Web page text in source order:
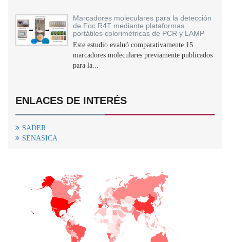
Marcadores moleculares para la detección
de Foc R4T mediante plataformas
portátiles colorimétricas de PCR y LAMP
Este estudio evaluó comparativamente 15
marcadores moleculares previamente publicados
para la...
ENLACES DE INTERÉS
SADER
SENASICA